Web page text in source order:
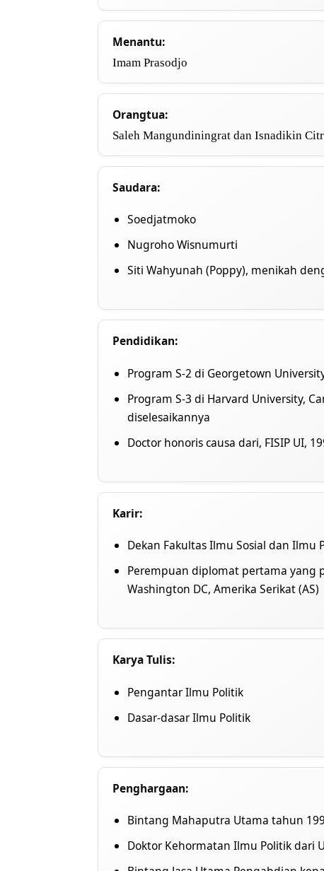
Menantu:
Imam Prasodjo
Orangtua:
Saleh Mangundiningrat dan Isnadikin
Saudara:
Soedjatmoko
Nugroho Wisnumurti
Siti Wahyunah (Poppy), menikah
Pendidikan:
Program S-2 di Georgetown
Program S-3 di Harvard University,
diselesaikannya
Doctor honoris causa dari, FISIP UI,
Karir:
Dekan Fakultas Ilmu Sosial dan Ilmu
Perempuan diplomat pertama yang
Washington DC, Amerika Serikat (AS)
Karya Tulis:
Pengantar Ilmu Politik
Dasar-dasar Ilmu Politik
Penghargaan:
Bintang Mahaputra Utama tahun
Doktor Kehormatan Ilmu Politik dari